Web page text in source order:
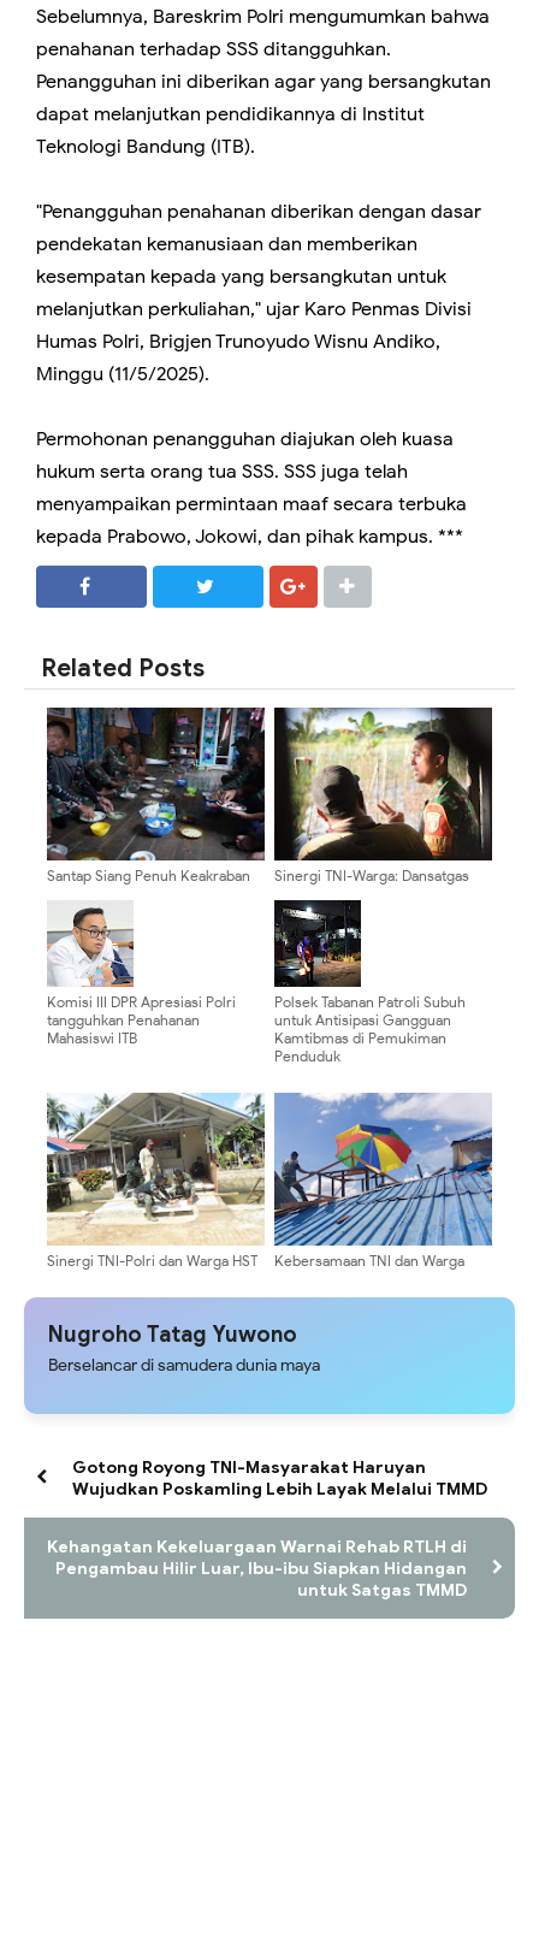
Sebelumnya, Bareskrim Polri mengumumkan bahwa
penahanan terhadap SSS ditangguhkan.
Penangguhan ini diberikan agar yang bersangkutan
dapat melanjutkan pendidikannya di Institut
Teknologi Bandung (ITB).
"Penangguhan penahanan diberikan dengan dasar
pendekatan kemanusiaan dan memberikan
kesempatan kepada yang bersangkutan untuk
melanjutkan perkuliahan," ujar Karo Penmas Divisi
Humas Polri, Brigjen Trunoyudo Wisnu Andiko,
Minggu (11/5/2025).
Permohonan penangguhan diajukan oleh kuasa
hukum serta orang tua SSS. SSS juga telah
menyampaikan permintaan maaf secara terbuka
kepada Prabowo, Jokowi, dan pihak kampus. ***
Related Posts
Santap Siang Penuh Keakraban
di Haruyan
Sinergi TNI-Warga: Dansatgas
Masyarakat
Komisi III DPR Apresiasi Polri
tangguhkan Penahanan
Mahasiswi ITB
Polsek Tabanan Patroli Subuh
untuk Antisipasi Gangguan
Kamtibmas di Pemukiman
Penduduk
Sinergi TNI-Polri dan Warga HST
TMMD
Kebersamaan TNI dan Warga
Darussalam
Nugroho Tatag Yuwono
Berselancar di samudera dunia maya
Gotong Royong TNI-Masyarakat Haruyan
Wujudkan Poskamling Lebih Layak Melalui TMMD
Kehangatan Kekeluargaan Warnai Rehab RTLH di
Pengambau Hilir Luar, Ibu-ibu Siapkan Hidangan
untuk Satgas TMMD